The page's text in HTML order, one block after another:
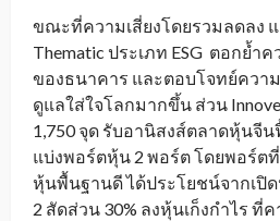
ขณะที่ความเสี่ยงโดยรวมลดลง
Thematic ประเภท ESG ตอกย้ำ
ของธนาคาร และตอบโจทย์ควา
ดูแลใส่ใจโลกมากขึ้น ส่วน
1,750 จุด รับอานิสงส์ตลาดหุ้นจี
แบ่งพอร์ตหุ้น 2 พอร์ต โดยพอร์ต
หุ้นพื้นฐานดี ได้ประโยชน์จากเปิ
2 สัดส่วน 30% ลงหุ้นเก็งกำไร ที่